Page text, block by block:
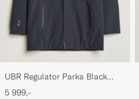
UBR Regulator Parka Black
Storm
5 999,-